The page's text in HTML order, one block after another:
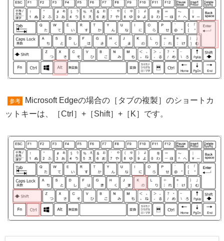
参考
Microsoft Edgeの場合の［タブの複製］のショートカ
ットキーは、［Ctrl］+［Shift］+［K］です。